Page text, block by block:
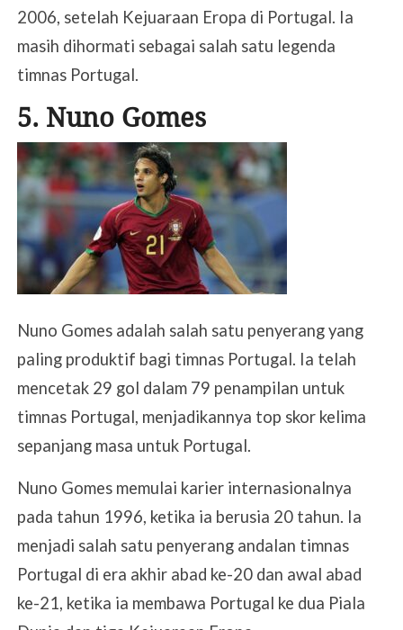
2006, setelah Kejuaraan Eropa di Portugal. Ia
masih dihormati sebagai salah satu legenda
timnas Portugal.
5. Nuno Gomes
Nuno Gomes adalah salah satu penyerang yang
paling produktif bagi timnas Portugal. Ia telah
mencetak 29 gol dalam 79 penampilan untuk
timnas Portugal, menjadikannya top skor kelima
sepanjang masa untuk Portugal.
Nuno Gomes memulai karier internasionalnya
pada tahun 1996, ketika ia berusia 20 tahun. Ia
menjadi salah satu penyerang andalan timnas
Portugal di era akhir abad ke-20 dan awal abad
ke-21, ketika ia membawa Portugal ke dua Piala